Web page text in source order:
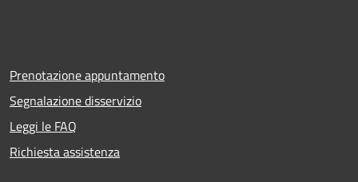
Prenotazione appuntamento
Segnalazione disservizio
Leggi le FAQ
Richiesta assistenza